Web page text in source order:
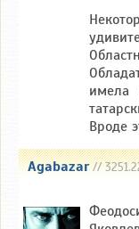
имела
Вроде
Agabazar//